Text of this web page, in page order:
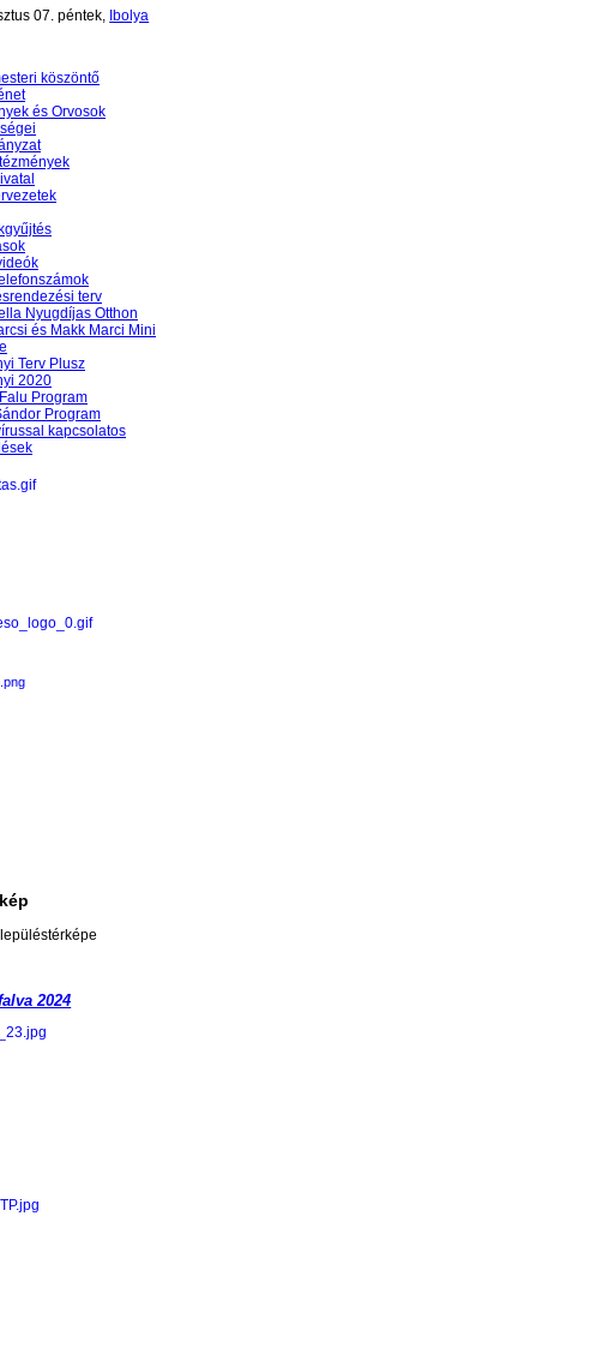
07. péntek, Ibolya
köszöntő
és Orvosok
terv
Nyugdíjas Otthon
és Makk Marci Mini
Terv Plusz
2020
Program
Program
kapcsolatos
2024